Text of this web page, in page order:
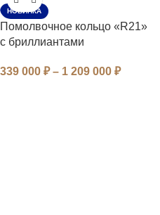
НОВИНКА
Помолвочное кольцо «R21»
с бриллиантами
339 000 ₽ – 1 209 000 ₽